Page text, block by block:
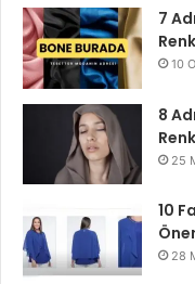
7
10
8
25
10
28